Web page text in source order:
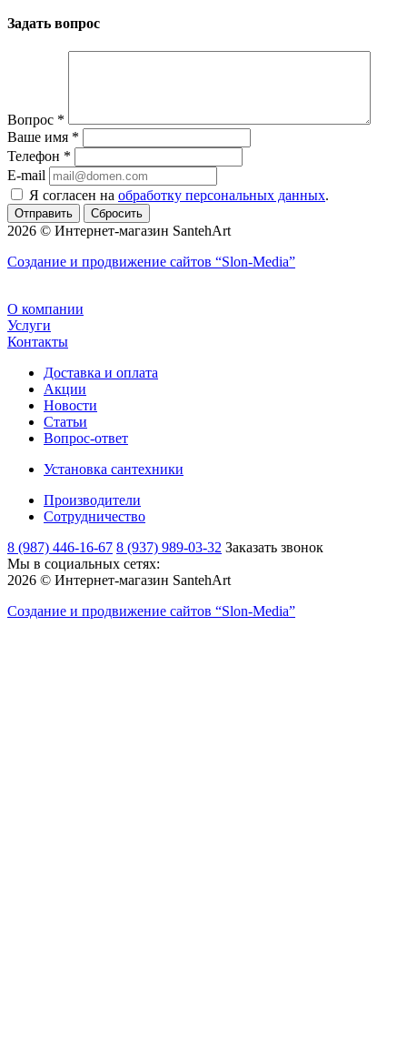
Задать вопрос
Вопрос *
Ваше имя *
Телефон *
E-mail
Я согласен на обработку персональных данных.
Сбросить
2026 © Интернет-магазин SantehArt
Создание и продвижение сайтов “Slon-Media”
О компании
Услуги
Контакты
Доставка и оплата
Акции
Новости
Статьи
Вопрос-ответ
Установка сантехники
Производители
Сотрудничество
8 (987) 446-16-67 8 (937) 989-03-32 Заказать звонок
Мы в социальных сетях:
2026 © Интернет-магазин SantehArt
Создание и продвижение сайтов “Slon-Media”